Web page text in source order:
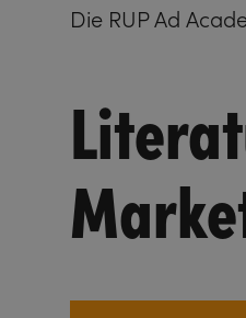
Die RUP Ad